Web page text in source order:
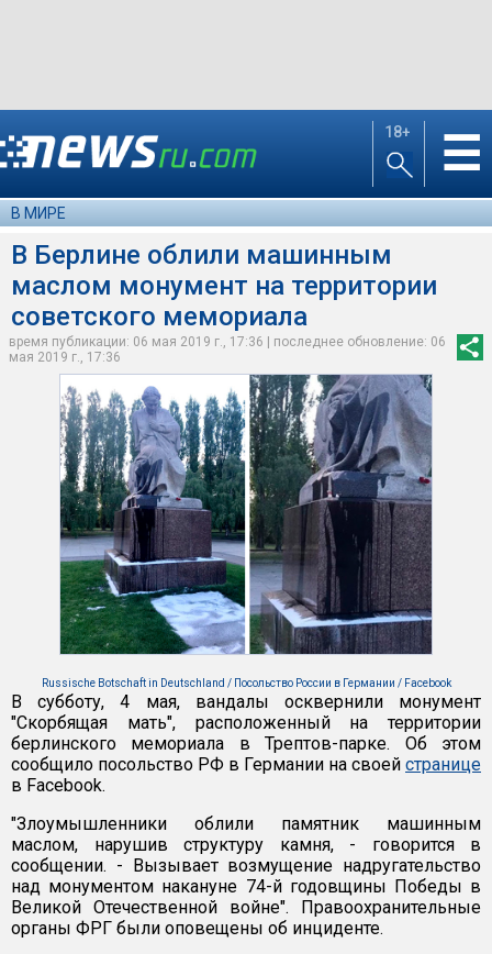
18+ ☰
В МИРЕ
В Берлине облили машинным
маслом монумент на территории
советского мемориала
время публикации: 06 мая 2019 г., 17:36 | последнее обновление: 06
мая 2019 г., 17:36
Russische Botschaft in Deutschland / Посольство России в Германии / Facebook
В субботу, 4 мая, вандалы осквернили монумент
"Скорбящая мать", расположенный на территории
берлинского мемориала в Трептов-парке. Об этом
сообщило посольство РФ в Германии на своей странице
в Facebook.
"Злоумышленники облили памятник машинным
маслом, нарушив структуру камня, - говорится в
сообщении. - Вызывает возмущение надругательство
над монументом накануне 74-й годовщины Победы в
Великой Отечественной войне". Правоохранительные
органы ФРГ были оповещены об инциденте.